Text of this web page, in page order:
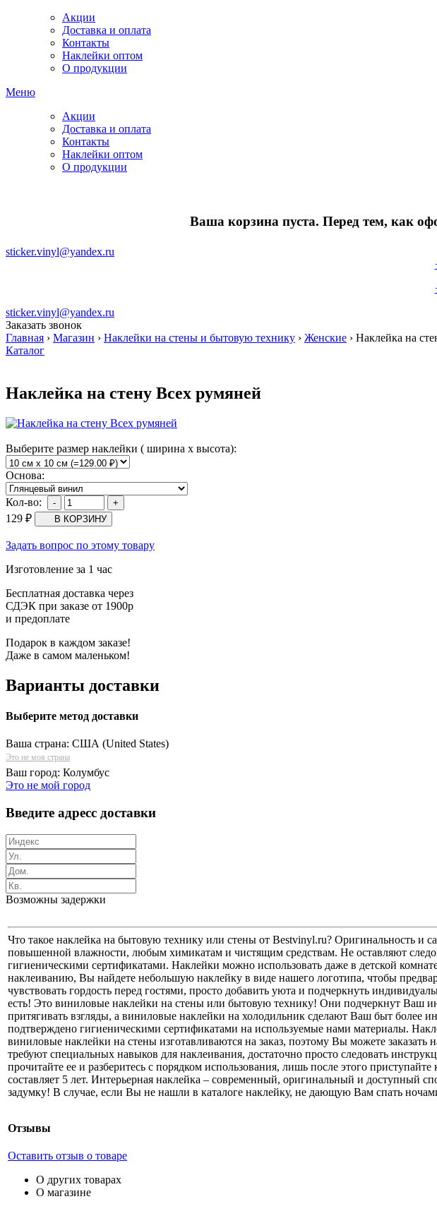
Акции
Доставка и оплата
Контакты
Наклейки оптом
О продукции
Меню
Акции
Доставка и оплата
Контакты
Наклейки оптом
О продукции
Ваша корзина пуста. Перед тем, как
sticker.vinyl@yandex.ru
sticker.vinyl@yandex.ru
Заказать звонок
Главная › Магазин › Наклейки на стены и бытовую технику › Женские › Наклейка на
Каталог
Наклейка на стену Всех румяней
Выберите размер наклейки ( ширина х высота):
Основа:
Кол-во:
129 ₽
Задать вопрос по этому товару
Изготовление за 1 час
Бесплатная доставка через
СДЭК при заказе от 1900р
и предоплате
Подарок в каждом заказе!
Даже в самом маленьком!
Варианты доставки
Выберите метод доставки
Ваша страна: США (United States)
Это не моя страна
Ваш город: Колумбус
Это не мой город
Введите адресс доставки
Возможны задержки
Что такое наклейка на бытовую технику или стены от Bestvinyl.ru? Оригинальность и
повышенной влажности, любым химикатам и чистящим средствам. Не оставляют
гигиеническими сертификатами. Наклейки можно использовать даже в детской
наклеиванию, Вы найдете небольшую наклейку в виде нашего логотипа, чтобы
чувствовать гордость перед гостями, просто добавить уюта и подчеркнуть
есть! Это виниловые наклейки на стены или бытовую технику! Они подчеркнут Ваш
притягивать взгляды, а виниловые наклейки на холодильник сделают Ваш быт более
подтверждено гигиеническими сертификатами на используемые нами материалы.
виниловые наклейки на стены изготавливаются на заказ, поэтому Вы можете
требуют специальных навыков для наклеивания, достаточно просто следовать
прочитайте ее и разберитесь с порядком использования, лишь после этого
составляет 5 лет. Интерьерная наклейка – современный, оригинальный и
задумку! В случае, если Вы не нашли в каталоге наклейку, не дающую Вам спать
Отзывы
Оставить отзыв о товаре
О других товарах
О магазине